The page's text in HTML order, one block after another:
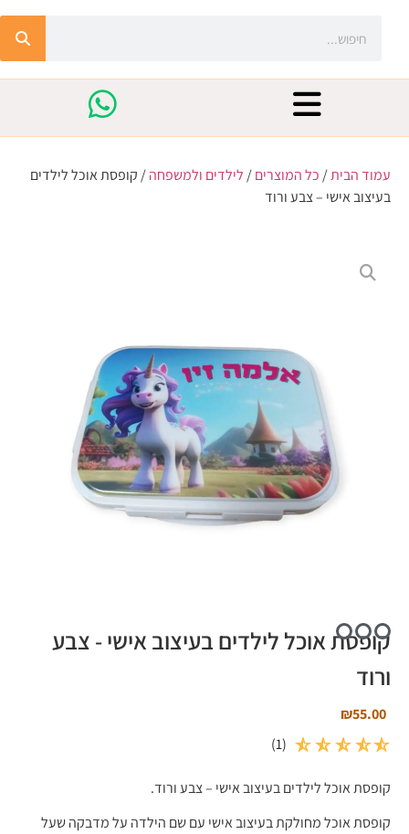
עמוד הבית/ כל המוצרים/ לילדים ולמשפחה/ קופסת אוכל לילדים
בעיצוב אישי – צבע ורוד
קופסת אוכל לילדים בעיצוב אישי - צבע
ורוד
₪55.00
(
1
)
קופסת אוכל לילדים בעיצוב אישי – צבע ורוד.
קופסת אוכל מחולקת בעיצוב אישי עם שם הילדה על מדבקה שעל